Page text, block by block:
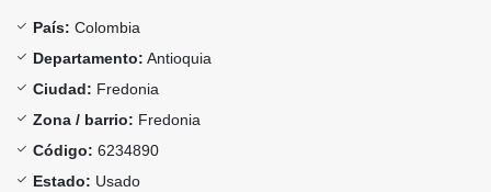
País: Colombia
Departamento: Antioquia
Ciudad: Fredonia
Zona / barrio: Fredonia
Código: 6234890
Estado: Usado